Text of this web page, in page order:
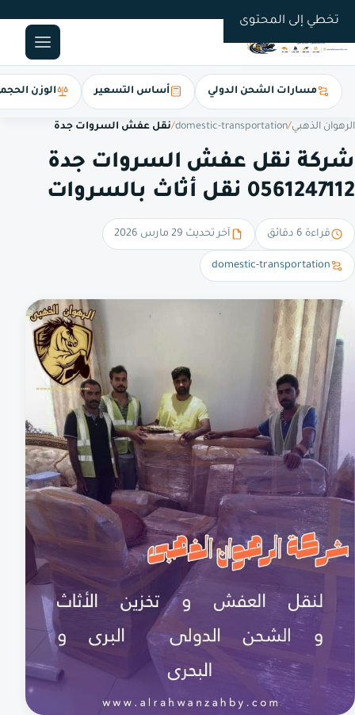
تخطي إلى المحتوى
مسارات الشحن الدولي أساس التسعير الوزن
الرهوان الذهبي/
domestic-transportation
/نقل عفش السروات جدة
شركة نقل عفش السروات جدة
0561247112 نقل أثاث بالسروات
قراءة 6 دقائق آخر تحديث 29 مارس 2026
domestic-transportation